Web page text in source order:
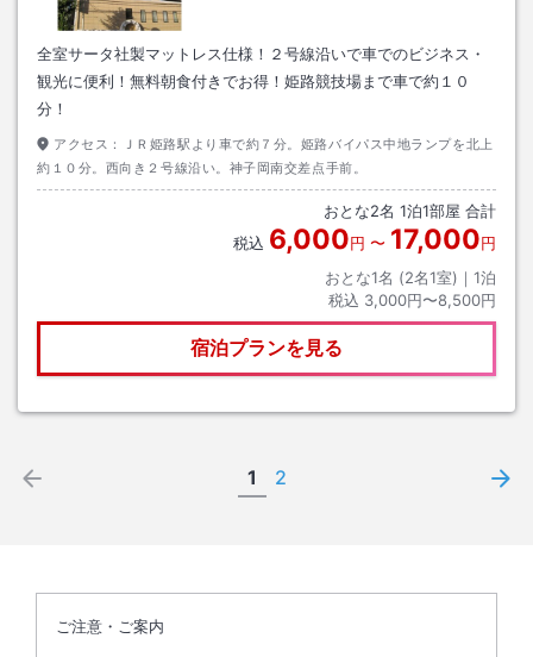
全室サータ社製マットレス仕様！２号線沿いで車でのビジネス・
観光に便利！無料朝食付きでお得！姫路競技場まで車で約１０
分！
アクセス：
ＪＲ姫路駅より車で約７分。姫路バイパス中地ランプを北上
約１０分。西向き２号線沿い。神子岡南交差点手前。
おとな2名 1泊1部屋 合計
税込 6,000円 〜 17,000円
おとな1名 (2名1室)｜ 1泊
税込 3,000円〜8,500円
宿泊プランを見る
1 2
ご注意・ご案内